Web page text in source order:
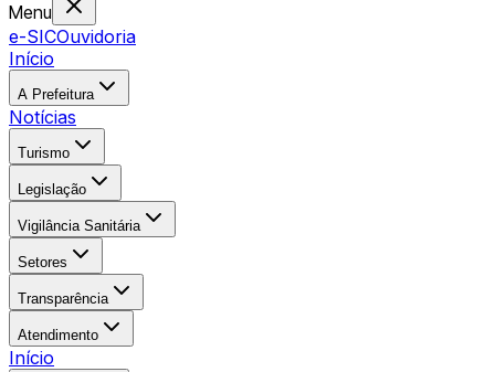
Menu
e-SICOuvidoria
Início
A Prefeitura
Notícias
Turismo
Legislação
Vigilância Sanitária
Setores
Transparência
Atendimento
Início